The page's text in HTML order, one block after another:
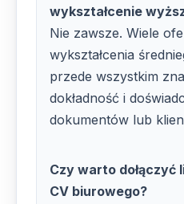
wykształcenie
Nie zawsze. Wiele
wykształcenia
przede wszystkim
dokładność i
dokumentów lub
Czy warto
CV biurowego?